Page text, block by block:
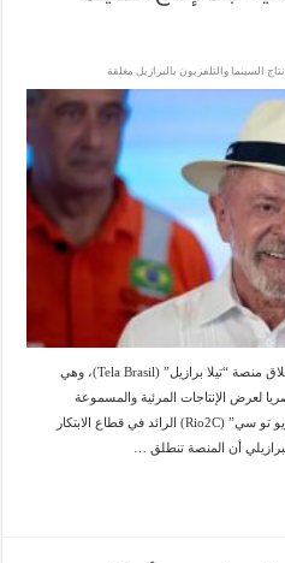
السينما والتلفزيون بالبرازيل مغلقة
أعلن الرئيس البرازيلي لولا دا سيلفا عن إطلاق منصة “تيلا برازيل” (Tela Brasil)، وهي
الإنتاجات المرئية والمسموعة
البرازيلية. جاء الإعلان في فعاليات مؤتمر “ريو تو سي” (Rio2C) الرائد في قطاع الابتكار
أن المنصة تنطلق …